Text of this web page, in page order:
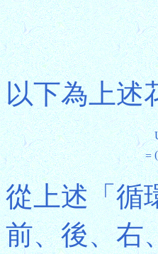
以下為上述
=
從上述「循
前、後、右